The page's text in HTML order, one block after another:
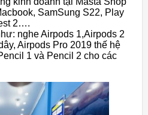
SamSung S22, Play
2….
nghe Airpods 1,Airpods 2
Airpods Pro 2019 thế hệ
1 và Pencil 2 cho các